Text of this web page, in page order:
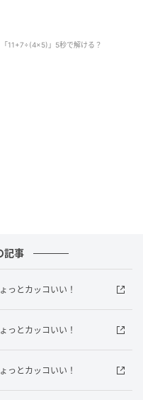
。「7÷20」を計算す
」を計算すると、
ると、意外と戸惑って
11+7÷(4×5)」5秒で解ける？
記事
っとカッコいい！
っとカッコいい！
っとカッコいい！